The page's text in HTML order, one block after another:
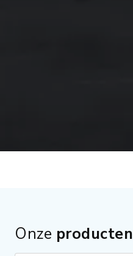
Onze producten